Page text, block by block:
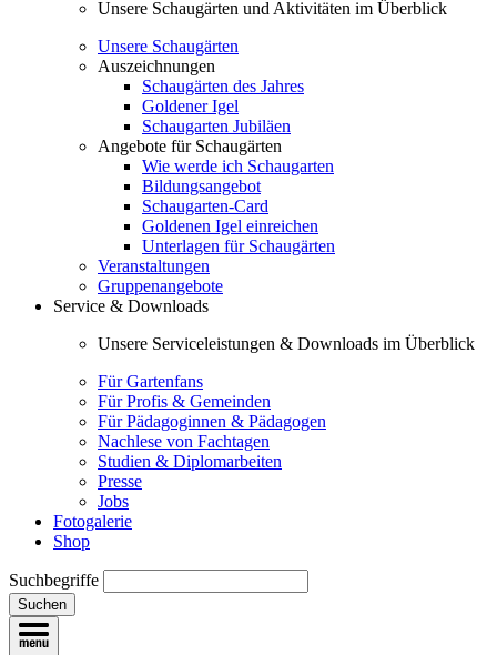
Unsere Schaugärten und Aktivitäten im Überblick
Unsere Schaugärten
Auszeichnungen
Schaugärten des Jahres
Goldener Igel
Schaugarten Jubiläen
Angebote für Schaugärten
Wie werde ich Schaugarten
Bildungsangebot
Schaugarten-Card
Goldenen Igel einreichen
Unterlagen für Schaugärten
Veranstaltungen
Gruppenangebote
Service & Downloads
Unsere Serviceleistungen & Downloads im Überblick
Für Gartenfans
Für Profis & Gemeinden
Für Pädagoginnen & Pädagogen
Nachlese von Fachtagen
Studien & Diplomarbeiten
Presse
Jobs
Fotogalerie
Shop
Suchbegriffe
Suchen